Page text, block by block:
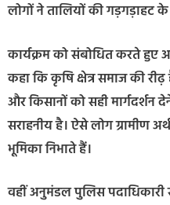
लोगों ने तालियों की गड़गड़ाहट
कार्यक्रम को संबोधित करते हुए
कहा कि कृषि क्षेत्र समाज की
और किसानों को सही मार्गदर्शन
सराहनीय है। ऐसे लोग ग्रामीण
भूमिका निभाते हैं।
वहीं अनुमंडल पुलिस